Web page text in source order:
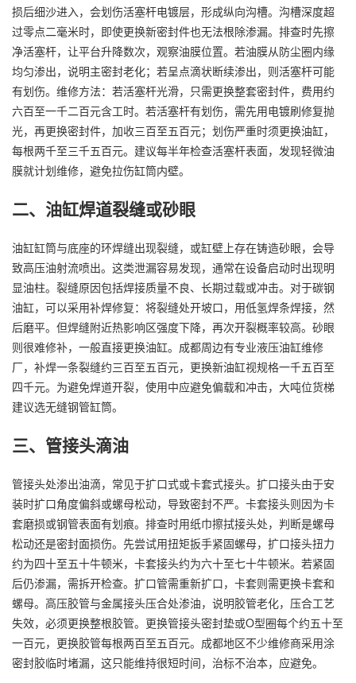
损后细沙进入，会划伤活塞杆电镀层，形成纵向沟槽。沟槽深度超
过零点二毫米时，即使更换新密封件也无法根除渗漏。排查时先擦
净活塞杆，让平台升降数次，观察油膜位置。若油膜从防尘圈内缘
均匀渗出，说明主密封老化；若呈点滴状断续渗出，则活塞杆可能
有划伤。维修方法：若活塞杆光滑，只需更换整套密封件，费用约
六百至一千二百元含工时。若活塞杆有划伤，需先用电镀刷修复抛
光，再更换密封件，加收三百至五百元；划伤严重时须更换油缸，
每根两千至三千五百元。建议每半年检查活塞杆表面，发现轻微油
膜就计划维修，避免拉伤缸筒内壁。
二、油缸焊道裂缝或砂眼
油缸缸筒与底座的环焊缝出现裂缝，或缸壁上存在铸造砂眼，会导
致高压油射流喷出。这类泄漏容易发现，通常在设备启动时出现明
显油柱。裂缝原因包括焊接质量不良、长期过载或冲击。对于碳钢
油缸，可以采用补焊修复：将裂缝处开坡口，用低氢焊条焊接，然
后磨平。但焊缝附近热影响区强度下降，再次开裂概率较高。砂眼
则很难修补，一般直接更换油缸。成都周边有专业液压油缸维修
厂，补焊一条裂缝约三百至五百元，更换新油缸视规格一千五百至
四千元。为避免焊道开裂，使用中应避免偏载和冲击，大吨位货梯
建议选无缝钢管缸筒。
三、管接头滴油
管接头处渗出油滴，常见于扩口式或卡套式接头。扩口接头由于安
装时扩口角度偏斜或螺母松动，导致密封不严。卡套接头则因为卡
套磨损或钢管表面有划痕。排查时用纸巾擦拭接头处，判断是螺母
松动还是密封面损伤。先尝试用扭矩扳手紧固螺母，扩口接头扭力
约为四十至五十牛顿米，卡套接头约为六十至七十牛顿米。若紧固
后仍渗漏，需拆开检查。扩口管需重新扩口，卡套则需更换卡套和
螺母。高压胶管与金属接头压合处渗油，说明胶管老化，压合工艺
失效，必须更换整根胶管。更换管接头密封垫或O型圈每个约五十至
一百元，更换胶管每根两百至五百元。成都地区不少维修商采用涂
密封胶临时堵漏，这只能维持很短时间，治标不治本，应避免。